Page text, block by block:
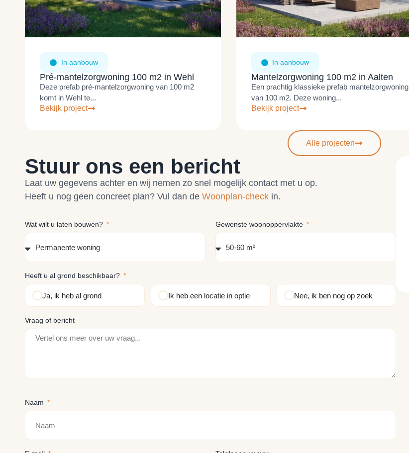
In aanbouw
Pré-mantelzorgwoning 100 m2 in Wehl
Deze prefab pré-mantelzorgwoning van 100 m2
komt in Wehl te...
Bekijk project
In aanbouw
Mantelzorgwoning 100 m2 in Aalten
Een prachtig klassieke prefab mantelzorgwoning
van 100 m2. Deze woning...
Bekijk project
Alle projecten
Stuur ons een bericht
Laat uw gegevens achter en wij nemen zo snel mogelijk contact met u op.
Heeft u nog geen concreet plan? Vul dan de Woonplan-check in.
Wat wilt u laten bouwen? Gewenste woonoppervlakte
Heeft u al grond beschikbaar?
Ja, ik heb al grond Ik heb een locatie in optie Nee, ik ben nog op zoek
Vraag of bericht
Naam